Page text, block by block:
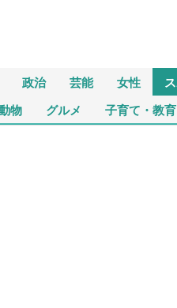
政治 芸能 女性
物 グルメ 子育て・教育